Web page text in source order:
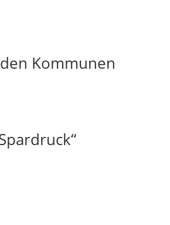
Kommunen